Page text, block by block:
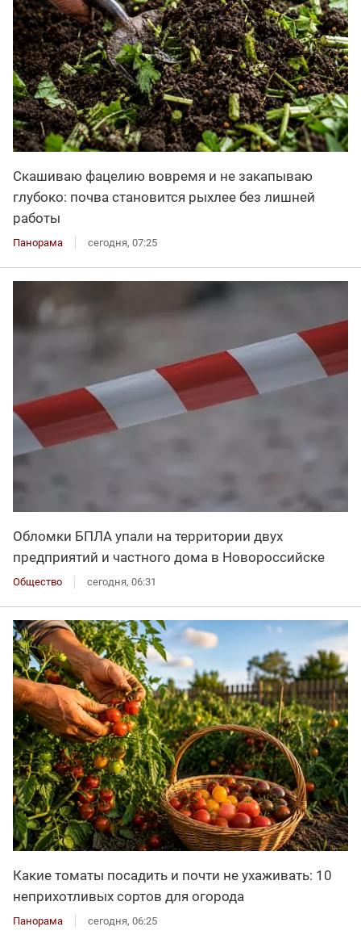
Скашиваю фацелию вовремя и не закапываю
глубоко: почва становится рыхлее без лишней
работы
Панорама сегодня, 07:25
Обломки БПЛА упали на территории двух
предприятий и частного дома в Новороссийске
Общество сегодня, 06:31
Какие томаты посадить и почти не ухаживать: 10
неприхотливых сортов для огорода
Панорама сегодня, 06:25